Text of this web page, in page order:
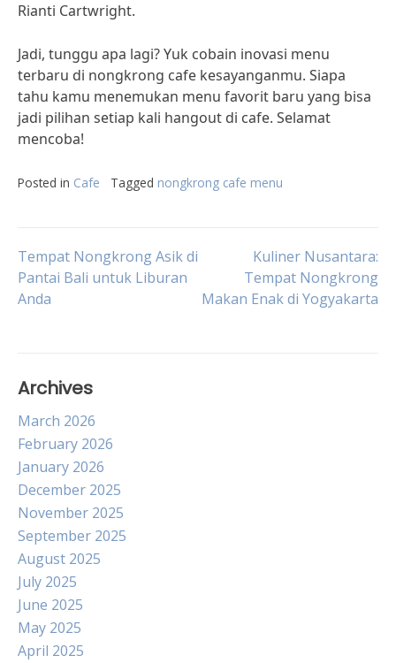
Rianti Cartwright.
Jadi, tunggu apa lagi? Yuk cobain inovasi menu
terbaru di nongkrong cafe kesayanganmu. Siapa
tahu kamu menemukan menu favorit baru yang bisa
jadi pilihan setiap kali hangout di cafe. Selamat
mencoba!
Posted in Cafe Tagged nongkrong cafe menu
Post
navigation
Tempat Nongkrong Asik di
Pantai Bali untuk Liburan
Anda
Kuliner Nusantara:
Tempat Nongkrong
Makan Enak di Yogyakarta
Archives
March 2026
February 2026
January 2026
December 2025
November 2025
September 2025
August 2025
July 2025
June 2025
May 2025
April 2025